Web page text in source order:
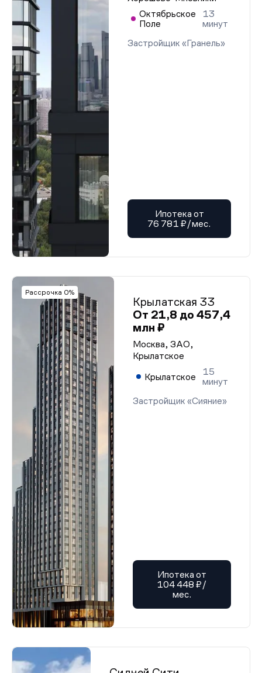
Октябрьское
Поле
13
минут
Застройщик «Гранель»
Ипотека от
76 781 ₽/мес.
Рассрочка 0%
Крылатская 33
От 21,8 до 457,4
млн ₽
Москва, ЗАО,
Крылатское
Крылатское
15
минут
Застройщик «Сияние»
Ипотека от
104 448 ₽/
мес.